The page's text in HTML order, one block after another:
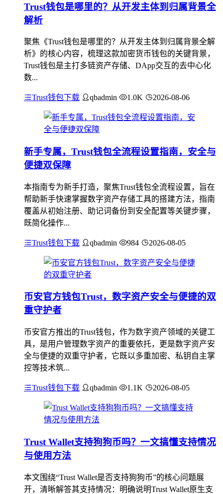
Trust钱包是哪里的？从开发主体到归属背景全
解析
聚焦《Trust钱包是哪里的？从开发主体到归属背景全解
析》的核心内容，梳理这款加密货币钱包的关键背景，
Trust钱包是主打多链资产存储、DApp交互的去中心化
数...
Trust钱包下载 qbadmin 1.0K 2026-08-06
新手专属，Trust钱包全流程设置指南，安全与
便捷双保障
本指南专为新手打造，聚焦Trust钱包全流程设置，旨在
帮助新手快速掌握数字资产存储工具的搭建方法，指南
覆盖从初始注册、助记词备份到安全配置等关键步骤，
既简化操作...
Trust钱包下载 qbadmin 984 2026-08-05
币安官方钱包Trust，数字资产安全与便捷的双
重守护者
币安官方推出的Trust钱包，作为数字资产领域的关键工
具，是用户管理数字资产的重要依托，更是数字资产安
全与便捷的双重守护者，它既以多重加密、私钥自主掌
控等技术筑...
Trust钱包下载 qbadmin 1.1K 2026-08-05
Trust Wallet支持狗狗币吗？一文搞懂支持情况
与使用方法
本文围绕“Trust Wallet是否支持狗狗币”的核心问题展
开，清晰解答其支持情况：明确说明Trust Wallet原生支